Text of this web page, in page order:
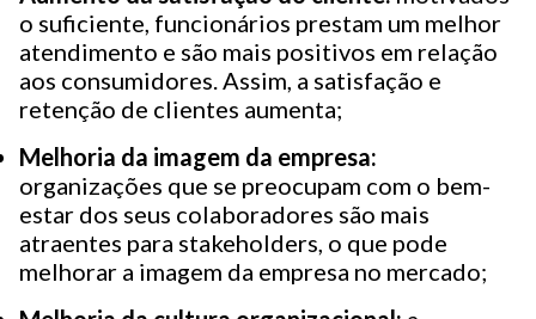
o suficiente, funcionários prestam um melhor
atendimento e são mais positivos em relação
aos consumidores. Assim, a satisfação e
retenção de clientes aumenta;
Melhoria da imagem da empresa:
organizações que se preocupam com o bem-
estar dos seus colaboradores são mais
atraentes para stakeholders, o que pode
melhorar a imagem da empresa no mercado;